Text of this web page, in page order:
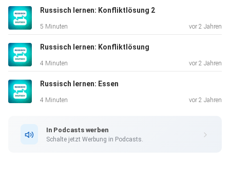
Kontaktieren Sie uns mit Feedback und Ideen:
languagelearningaccelerator@gmail.com
Sätze in dieser Folge:
Ich bin so froh dich getroffen zu haben!
Russisch lernen: Konfliktlösung 2
5 Minuten vor 2 Jahren
Russisch lernen: Konfliktlösung
4 Minuten vor 2 Jahren
Russisch lernen: Essen
4 Minuten vor 2 Jahren
In Podcasts werben
Schalte jetzt Werbung in Podcasts.